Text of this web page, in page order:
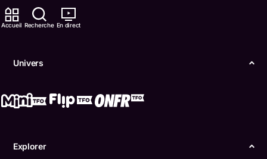
Accueil Recherche En direct
Univers
Explorer
ONFR
Boukili
Confidentialité